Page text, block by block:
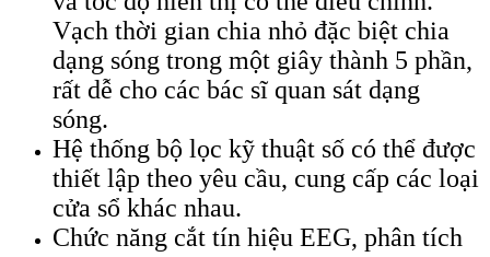
Vạch thời gian chia nhỏ đặc biệt chia
dạng sóng trong một giây thành 5 phần,
rất dễ cho các bác sĩ quan sát dạng
sóng.
Hệ thống bộ lọc kỹ thuật số có thể được
thiết lập theo yêu cầu, cung cấp các loại
cửa sổ khác nhau.
Chức năng cắt tín hiệu EEG, phân tích